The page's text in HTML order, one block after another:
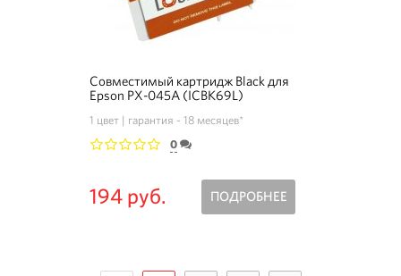
Совместимый картридж Black для
Epson PX-045A (ICBK69L)
1 цвет гарантия - 18 месяцев*
0
194 руб. ПОДРОБНЕЕ